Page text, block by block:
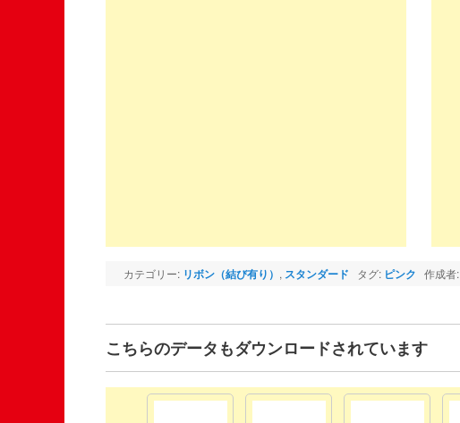
カテゴリー: リボン（結び有り） , スタンダード タグ: ピンク 作成者:
こちらのデータもダウンロードされています